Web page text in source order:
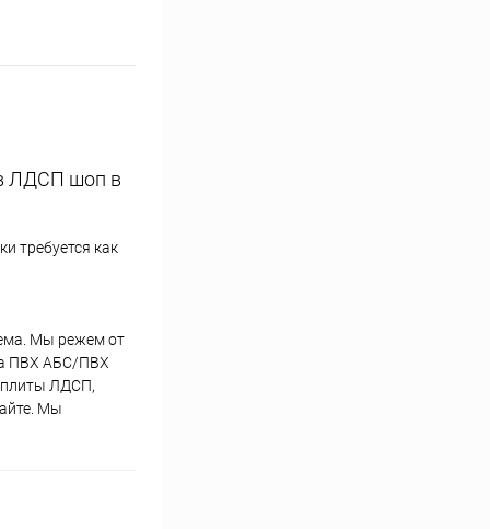
ЛДСП шоп в
требуется как
Мы режем от
ПВХ АБС/ПВХ
плиты ЛДСП,
Мы